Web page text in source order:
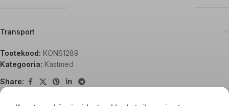
Transport
Tootekood: KONS1289
Kategooria: Kastmed
Share: